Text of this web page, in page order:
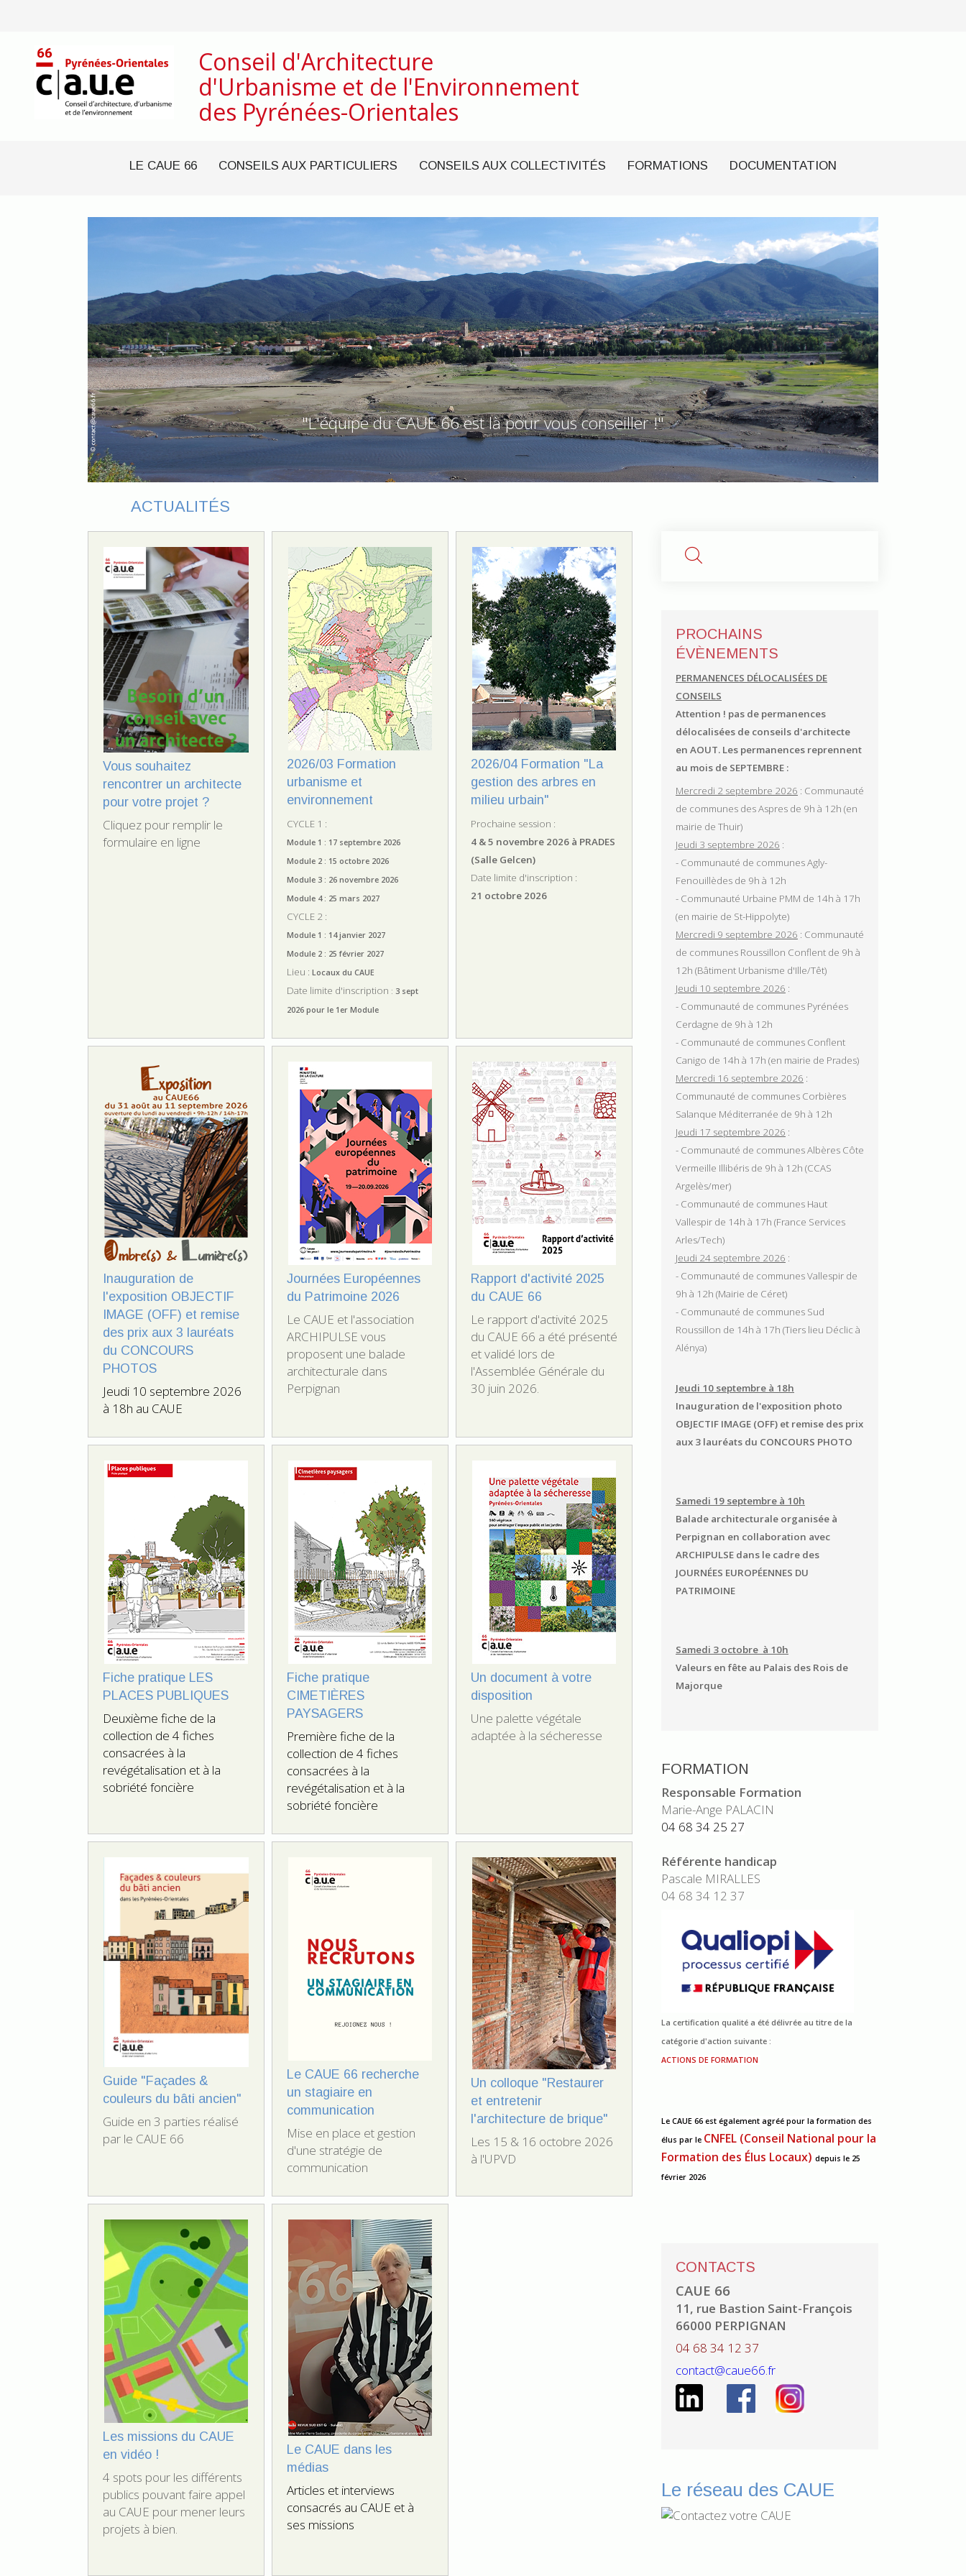
Conseil d'Architecture
d'Urbanisme et de l'Environnement
des Pyrénées-Orientales
LE CAUE 66 CONSEILS AUX PARTICULIERS CONSEILS AUX COLLECTIVITÉS FORMATIONS DOCUMENTATION
"L'équipe du CAUE 66 est là pour vous conseiller !"
ACTUALITÉS
Vous souhaitez
rencontrer un architecte
pour votre projet ?
Cliquez pour remplir le
formulaire en ligne
2026/03 Formation
urbanisme et
environnement
CYCLE 1 :
Module 1 : 17 septembre 2026
Module 2 : 15 octobre 2026
Module 3 : 26 novembre 2026
Module 4 : 25 mars 2027
CYCLE 2 :
Module 1 : 14 janvier 2027
Module 2 : 25 février 2027
Lieu : Locaux du CAUE
Date limite d'inscription : 3 sept
2026 pour le 1er Module
2026/04 Formation "La
gestion des arbres en
milieu urbain"
Prochaine session :
4 & 5 novembre 2026 à PRADES
(Salle Gelcen)
Date limite d'inscription :
21 octobre 2026
Inauguration de
l'exposition OBJECTIF
IMAGE (OFF) et remise
des prix aux 3 lauréats
du CONCOURS
PHOTOS
Jeudi 10 septembre 2026
à 18h au CAUE
Journées Européennes
du Patrimoine 2026
Le CAUE et l'association
ARCHIPULSE vous
proposent une balade
architecturale dans
Perpignan
Rapport d'activité 2025
du CAUE 66
Le rapport d'activité 2025
du CAUE 66 a été présenté
et validé lors de
l'Assemblée Générale du
30 juin 2026.
Fiche pratique LES
PLACES PUBLIQUES
Deuxième fiche de la
collection de 4 fiches
consacrées à la
revégétalisation et à la
sobriété foncière
Fiche pratique
CIMETIÈRES
PAYSAGERS
Première fiche de la
collection de 4 fiches
consacrées à la
revégétalisation et à la
sobriété foncière
Un document à votre
disposition
Une palette végétale
adaptée à la sécheresse
Guide "Façades &
couleurs du bâti ancien"
Guide en 3 parties réalisé
par le CAUE 66
Le CAUE 66 recherche
un stagiaire en
communication
Mise en place et gestion
d'une stratégie de
communication
Un colloque "Restaurer
et entretenir
l'architecture de brique"
Les 15 & 16 octobre 2026
à l'UPVD
Les missions du CAUE
en vidéo !
4 spots pour les différents
publics pouvant faire appel
au CAUE pour mener leurs
projets à bien.
Le CAUE dans les
médias
Articles et interviews
consacrés au CAUE et à
ses missions
PROCHAINS
ÉVÈNEMENTS
PERMANENCES DÉLOCALISÉES DE
CONSEILS
Attention ! pas de permanences
délocalisées de conseils d'architecte
en AOUT. Les permanences reprennent
au mois de SEPTEMBRE :
Mercredi 2 septembre 2026 : Communauté
de communes des Aspres de 9h à 12h (en
mairie de Thuir)
Jeudi 3 septembre 2026 :
- Communauté de communes Agly-
Fenouillèdes de 9h à 12h
- Communauté Urbaine PMM de 14h à 17h
(en mairie de St-Hippolyte)
Mercredi 9 septembre 2026 : Communauté
de communes Roussillon Conflent de 9h à
12h (Bâtiment Urbanisme d'Ille/Têt)
Jeudi 10 septembre 2026 :
- Communauté de communes Pyrénées
Cerdagne de 9h à 12h
- Communauté de communes Conflent
Canigo de 14h à 17h (en mairie de Prades)
Mercredi 16 septembre 2026 :
Communauté de communes Corbières
Salanque Méditerranée de 9h à 12h
Jeudi 17 septembre 2026 :
- Communauté de communes Albères Côte
Vermeille Illibéris de 9h à 12h (CCAS
Argelès/mer)
- Communauté de communes Haut
Vallespir de 14h à 17h (France Services
Arles/Tech)
Jeudi 24 septembre 2026 :
- Communauté de communes Vallespir de
9h à 12h (Mairie de Céret)
- Communauté de communes Sud
Roussillon de 14h à 17h (Tiers lieu Déclic à
Alénya)
Jeudi 10 septembre à 18h
Inauguration de l'exposition photo
OBJECTIF IMAGE (OFF) et remise des prix
aux 3 lauréats du CONCOURS PHOTO
Samedi 19 septembre à 10h
Balade architecturale organisée à
Perpignan en collaboration avec
ARCHIPULSE dans le cadre des
JOURNÉES EUROPÉENNES DU
PATRIMOINE
Samedi 3 octobre à 10h
Valeurs en fête au Palais des Rois de
Majorque
FORMATION
Responsable Formation
Marie-Ange PALACIN
04 68 34 25 27
Référente handicap
Pascale MIRALLES
04 68 34 12 37
La certification qualité a été délivrée au titre de la
catégorie d'action suivante :
ACTIONS DE FORMATION
Le CAUE 66 est également agréé pour la formation des
élus par le CNFEL (Conseil National pour la
Formation des Élus Locaux) depuis le 25
février 2026
CONTACTS
CAUE 66
11, rue Bastion Saint-François
66000 PERPIGNAN
04 68 34 12 37
contact@caue66.fr
Le réseau des CAUE